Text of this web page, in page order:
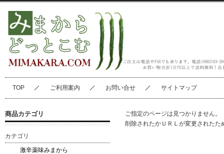
TOP ご利用案内 お問い合せ サイトマップ
ご指定のページは見つかりません。
削除されたかＵＲＬが変更されたた
商品カテゴリ
カテゴリ
激辛薬味みまから